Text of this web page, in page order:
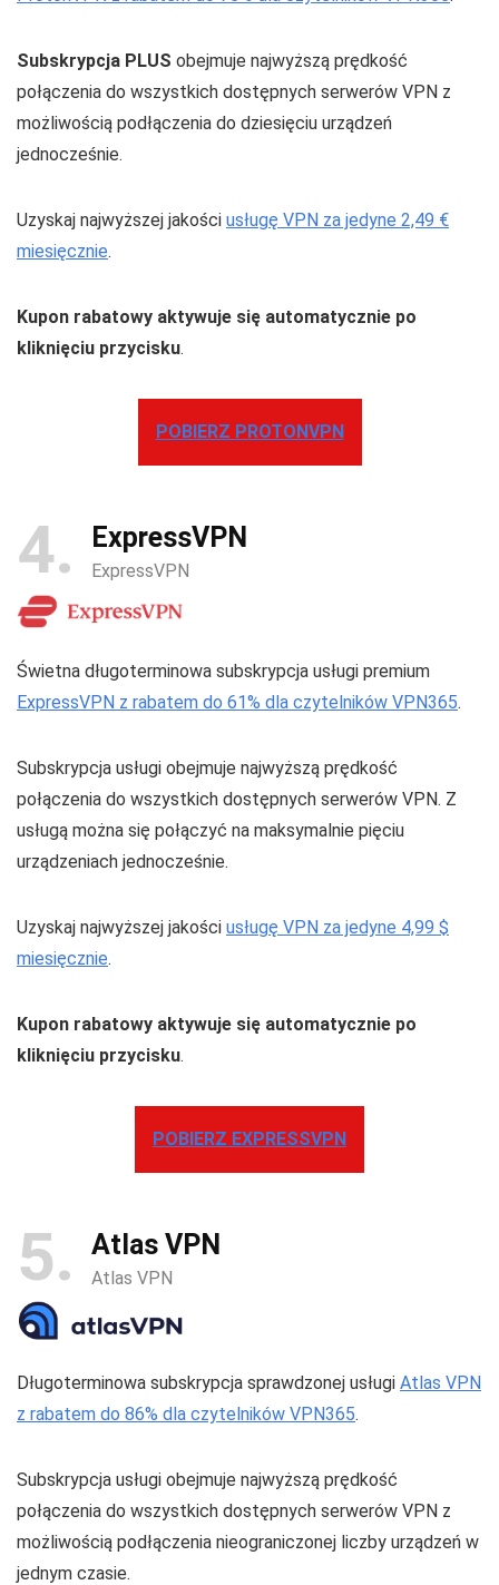
Subskrypcja PLUS obejmuje najwyższą prędkość
połączenia do wszystkich dostępnych serwerów VPN z
możliwością podłączenia do dziesięciu urządzeń
jednocześnie.
Uzyskaj najwyższej jakości usługę VPN za jedyne 2,49 €
miesięcznie.
Kupon rabatowy aktywuje się automatycznie po
kliknięciu przycisku.
POBIERZ PROTONVPN
4 ExpressVPN
ExpressVPN
Świetna długoterminowa subskrypcja usługi premium
ExpressVPN z rabatem do 61% dla czytelników VPN365.
Subskrypcja usługi obejmuje najwyższą prędkość
połączenia do wszystkich dostępnych serwerów VPN. Z
usługą można się połączyć na maksymalnie pięciu
urządzeniach jednocześnie.
Uzyskaj najwyższej jakości usługę VPN za jedyne 4,99 $
miesięcznie.
Kupon rabatowy aktywuje się automatycznie po
kliknięciu przycisku.
POBIERZ EXPRESSVPN
5 Atlas VPN
Atlas VPN
Długoterminowa subskrypcja sprawdzonej usługi Atlas VPN
z rabatem do 86% dla czytelników VPN365.
Subskrypcja usługi obejmuje najwyższą prędkość
połączenia do wszystkich dostępnych serwerów VPN z
możliwością podłączenia nieograniczonej liczby urządzeń w
jednym czasie.